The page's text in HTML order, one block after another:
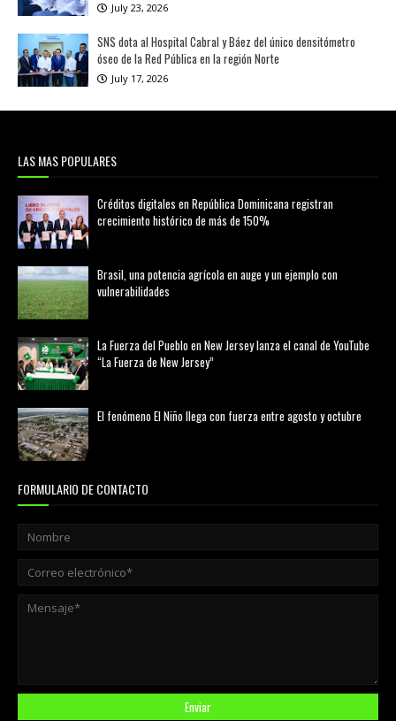
July 23, 2026
SNS dota al Hospital Cabral y Báez del único densitómetro
óseo de la Red Pública en la región Norte
July 17, 2026
LAS MAS POPULARES
Créditos digitales en República Dominicana registran
crecimiento histórico de más de 150%
Brasil, una potencia agrícola en auge y un ejemplo con
vulnerabilidades
La Fuerza del Pueblo en New Jersey lanza el canal de YouTube
“La Fuerza de New Jersey”
El fenómeno El Niño llega con fuerza entre agosto y octubre
FORMULARIO DE CONTACTO